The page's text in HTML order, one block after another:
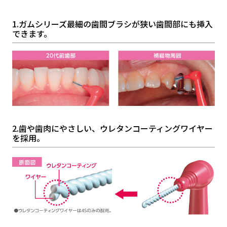
1.ガムシリーズ最細の歯間ブラシが狭い歯間部にも挿入
できます。
2.歯や歯肉にやさしい、ウレタンコーティングワイヤー
を採用。